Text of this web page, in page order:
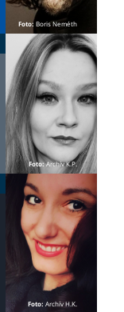
Foto:Boris Neméth
Foto:Archív K.P.
Foto: Archív H.K.